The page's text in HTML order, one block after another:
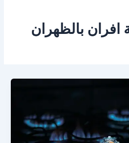
بالظهران